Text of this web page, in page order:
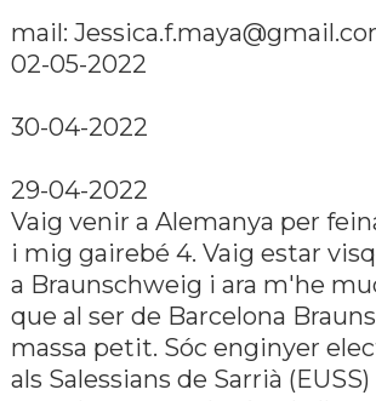
mail:
02-05-2022
30-04-2022
29-04-2022
Vaig venir a Alemanya per
i mig gairebé 4. Vaig estar
a Braunschweig i ara m'he
que al ser de Barcelona
massa petit. Sóc enginyer
als Salessians de Sarrià